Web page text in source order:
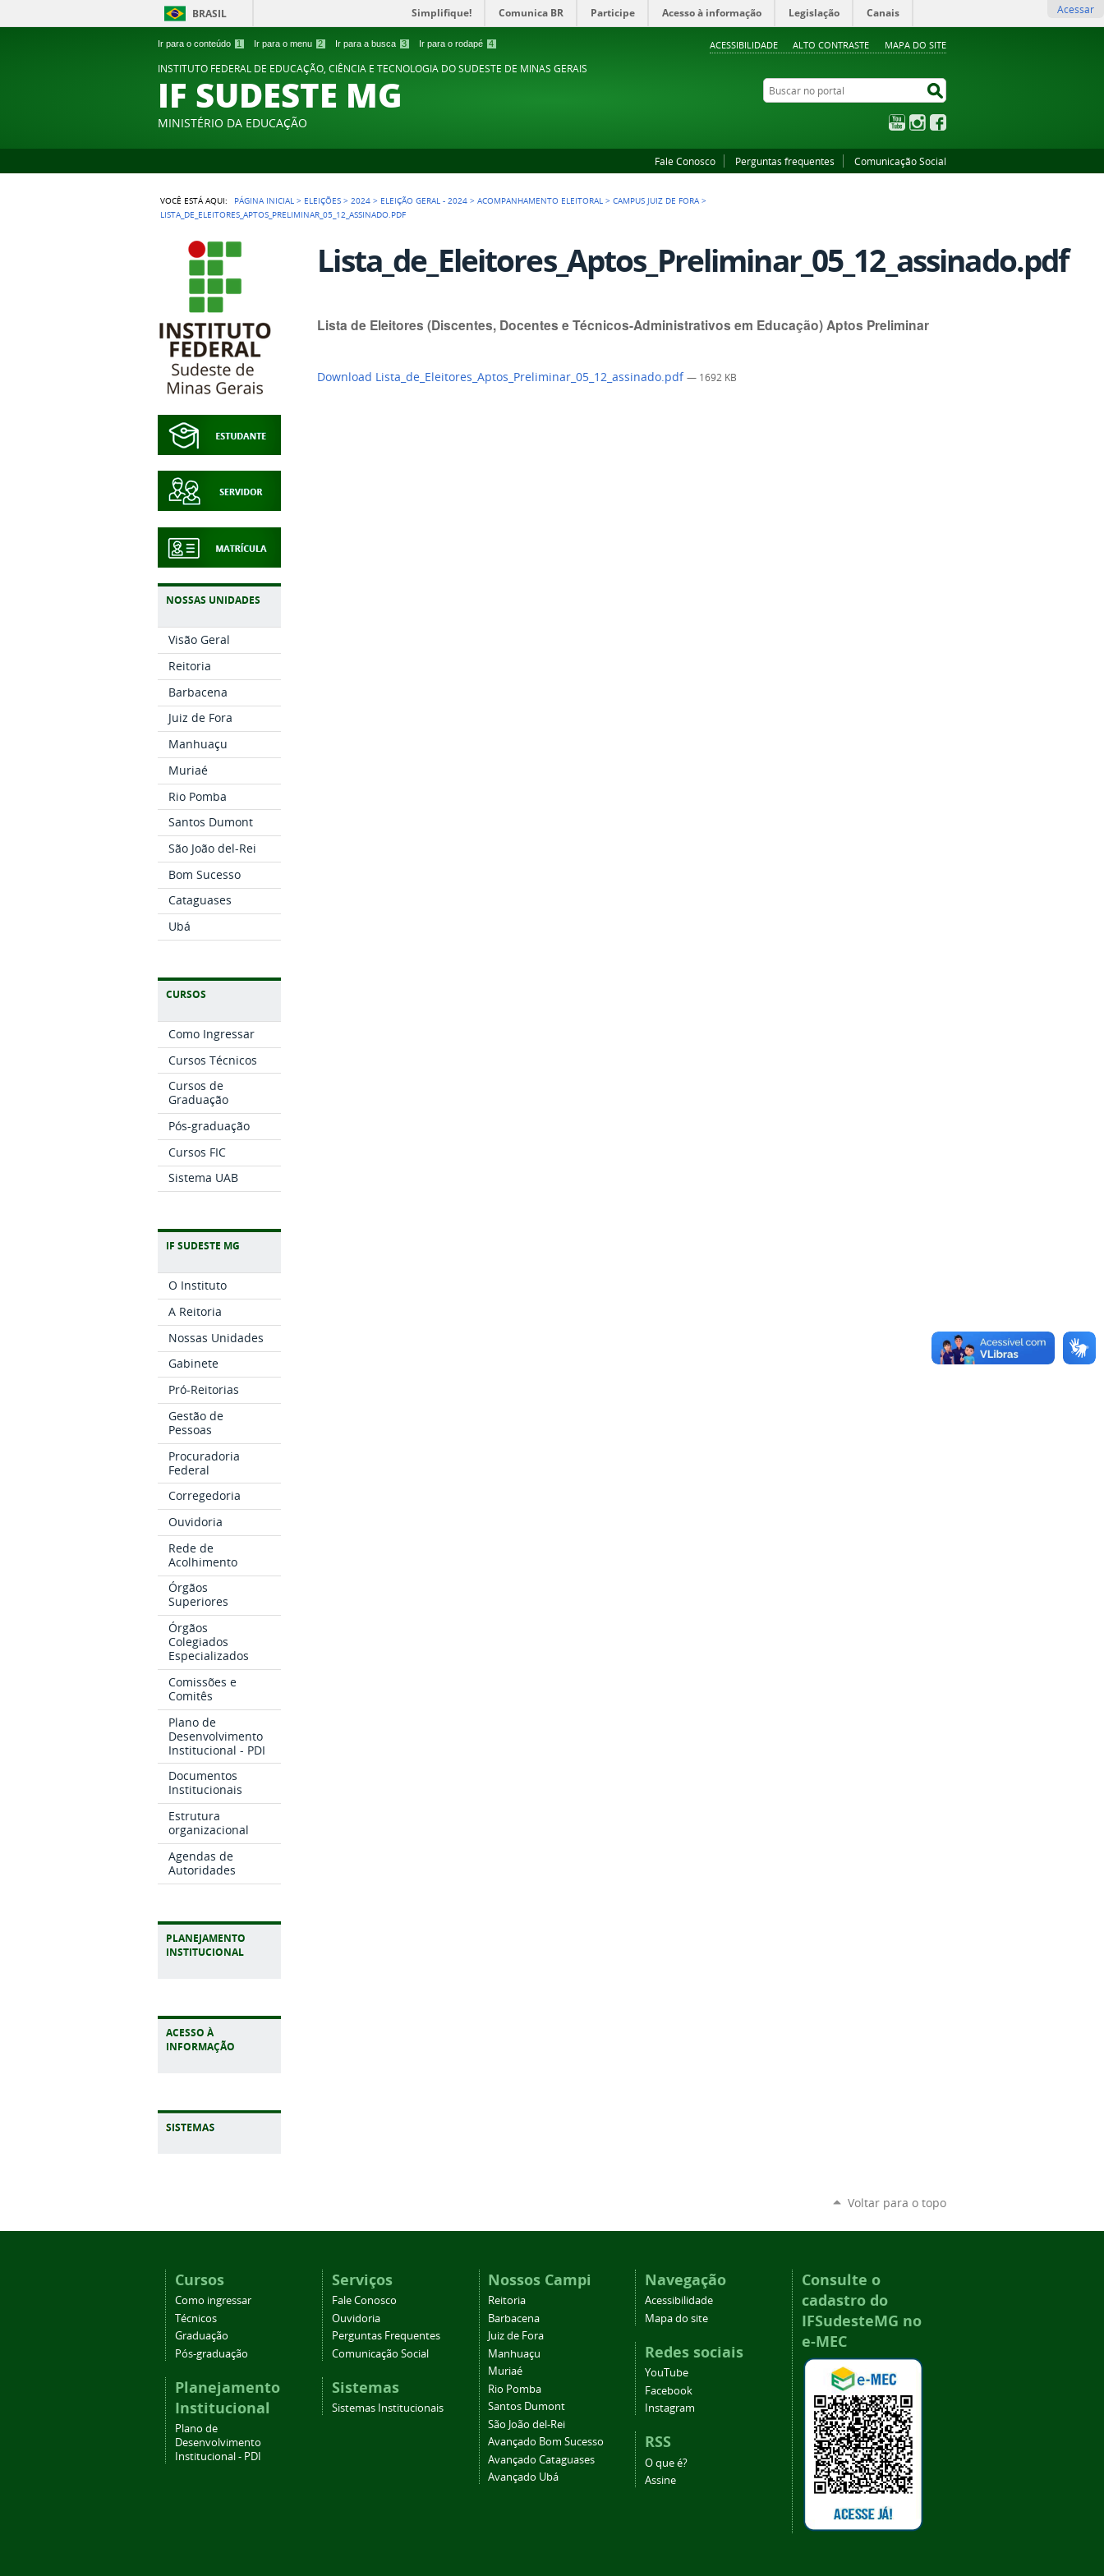
Ir para o conteúdo 1 Ir para o menu 2 Ir para a busca 3 Ir para o rodapé 4 ACESSIBILIDADE ALTO CONTRASTE MAPA DO SITE
BRASIL Simplifique! Comunica BR Participe Acesso à informação Legislação Canais Acessar
INSTITUTO FEDERAL DE EDUCAÇÃO, CIÊNCIA E TECNOLOGIA DO SUDESTE DE MINAS GERAIS
IF SUDESTE MG
MINISTÉRIO DA EDUCAÇÃO
Buscar no portal
YouTubeInstagram
Fale Conosco Perguntas frequentes Comunicação Social
VOCÊ ESTÁ AQUI: PÁGINA INICIAL > ELEIÇÕES >2024 > ELEIÇÃO GERAL - 2024 >ACOMPANHAMENTO ELEITORAL >CAMPUS JUIZ DE FORA >
LISTA_DE_ELEITORES_APTOS_PRELIMINAR_05_12_ASSINADO.PDF
NOSSAS UNIDADES
Visão Geral
Reitoria
Barbacena
Juiz de Fora
Manhuaçu
Muriaé
Rio Pomba
Santos Dumont
São João del-Rei
Bom Sucesso
Cataguases
Ubá
CURSOS
Como Ingressar
Cursos Técnicos
Cursos de
Graduação
Pós-graduação
Cursos FIC
Sistema UAB
IF SUDESTE MG
O Instituto
A Reitoria
Nossas Unidades
Gabinete
Pró-Reitorias
Gestão de
Pessoas
Procuradoria
Federal
Corregedoria
Ouvidoria
Rede de
Acolhimento
Órgãos
Superiores
Órgãos
Colegiados
Especializados
Comissões e
Comitês
Plano de
Desenvolvimento
Institucional - PDI
Documentos
Institucionais
Estrutura
organizacional
Agendas de
Autoridades
PLANEJAMENTO
INSTITUCIONAL
ACESSO À
INFORMAÇÃO
Lista_de_Eleitores_Aptos_Preliminar_05_12_assinado.pdf
Lista de Eleitores (Discentes, Docentes e Técnicos-Administrativos em Educação) Aptos Preliminar
Download Lista_de_Eleitores_Aptos_Preliminar_05_12_assinado.pdf— 1692 KB
Voltar para o topo
Cursos
Como ingressar
Técnicos
Graduação
Pós-graduação
Planejamento
Institucional
Plano de
Desenvolvimento
Institucional - PDI
Serviços
Fale Conosco
Ouvidoria
Perguntas Frequentes
Comunicação Social
Sistemas
Sistemas Institucionais
Nossos Campi
Reitoria
Barbacena
Juiz de Fora
Manhuaçu
Muriaé
Rio Pomba
Santos Dumont
São João del-Rei
Avançado Bom Sucesso
Avançado Cataguases
Avançado Ubá
Navegação
Acessibilidade
Mapa do site
Redes sociais
YouTube
Facebook
Instagram
RSS
O que é?
Assine
Consulte o
cadastro do
IFSudesteMG no
e-MEC